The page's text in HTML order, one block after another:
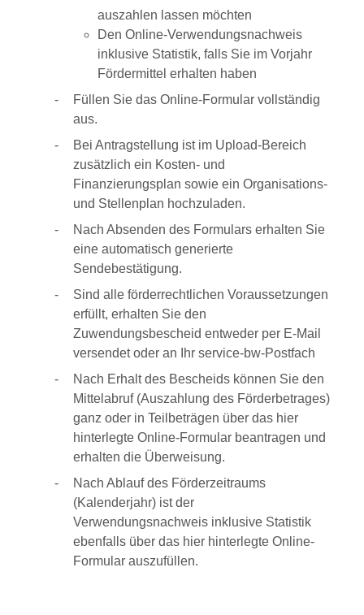
auszahlen lassen möchten
Den Online-Verwendungsnachweis
inklusive Statistik, falls Sie im Vorjahr
Fördermittel erhalten haben
Füllen Sie das Online-Formular vollständig
aus.
Bei Antragstellung ist im Upload-Bereich
zusätzlich ein Kosten- und
Finanzierungsplan sowie ein Organisations-
und Stellenplan hochzuladen.
Nach Absenden des Formulars erhalten Sie
eine automatisch generierte
Sendebestätigung.
Sind alle förderrechtlichen Voraussetzungen
erfüllt, erhalten Sie den
Zuwendungsbescheid entweder per E-Mail
versendet oder an Ihr service-bw-Postfach
Nach Erhalt des Bescheids können Sie den
Mittelabruf (Auszahlung des Förderbetrages)
ganz oder in Teilbeträgen über das hier
hinterlegte Online-Formular beantragen und
erhalten die Überweisung.
Nach Ablauf des Förderzeitraums
(Kalenderjahr) ist der
Verwendungsnachweis inklusive Statistik
ebenfalls über das hier hinterlegte Online-
Formular auszufüllen.